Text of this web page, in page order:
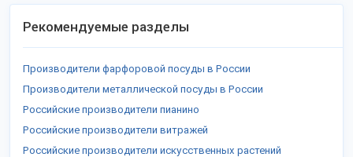
Рекомендуемые разделы
Производители фарфоровой посуды в России
Производители металлической посуды в России
Российские производители пианино
Российские производители витражей
Российские производители искусственных растений